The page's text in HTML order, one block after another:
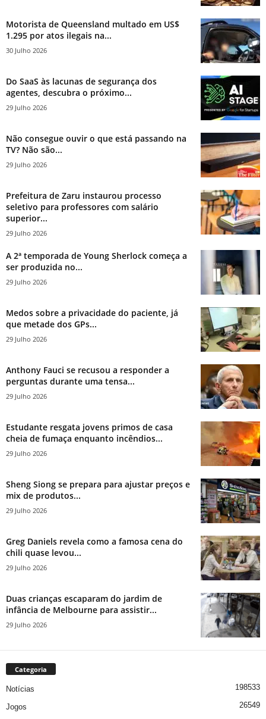
Motorista de Queensland multado em US$
1.295 por atos ilegais na...
30 Julho 2026
Do SaaS às lacunas de segurança dos
agentes, descubra o próximo...
29 Julho 2026
Não consegue ouvir o que está passando na
TV? Não são...
29 Julho 2026
Prefeitura de Zaru instaurou processo
seletivo para professores com salário
superior...
29 Julho 2026
A 2ª temporada de Young Sherlock começa a
ser produzida no...
29 Julho 2026
Medos sobre a privacidade do paciente, já
que metade dos GPs...
29 Julho 2026
Anthony Fauci se recusou a responder a
perguntas durante uma tensa...
29 Julho 2026
Estudante resgata jovens primos de casa
cheia de fumaça enquanto incêndios...
29 Julho 2026
Sheng Siong se prepara para ajustar preços e
mix de produtos...
29 Julho 2026
Greg Daniels revela como a famosa cena do
chili quase levou...
29 Julho 2026
Duas crianças escaparam do jardim de
infância de Melbourne para assistir...
29 Julho 2026
Categoria
Notícias 198533
Jogos
26549